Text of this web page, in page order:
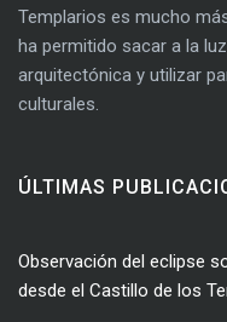
Templarios es mucho
ha permitido sacar a la
arquitectónica y utilizar
culturales.
ÚLTIMAS
Observación del eclipse
desde el Castillo de los